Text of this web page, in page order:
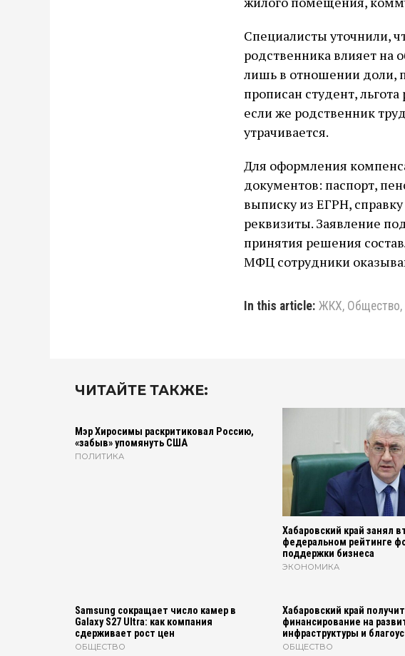
Специалисты уточнили,
родственника влияет на
лишь в отношении доли,
прописан студент,
если же родственник
утрачивается.
Для оформления
документов: паспорт,
выписку из ЕГРН, справку
реквизиты. Заявление
принятия решения
МФЦ сотрудники
In this article: ЖКХ, Общество,
ЧИТАЙТЕ ТАКЖЕ:
Мэр Хиросимы раскритиковал Россию,
«забыв» упомянуть США
ПОЛИТИКА
Хабаровский край занял
федеральном рейтинге
поддержки бизнеса
ЭКОНОМИКА
Samsung сокращает число камер в
Galaxy S27 Ultra: как компания
сдерживает рост цен
ОБЩЕСТВО
Хабаровский край получит
финансирование на
инфраструктуры и
ОБЩЕСТВО